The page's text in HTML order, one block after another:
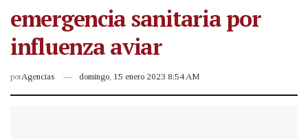
emergencia sanitaria por
influenza aviar
porAgencias domingo, 15 enero 2023 8:54 AM